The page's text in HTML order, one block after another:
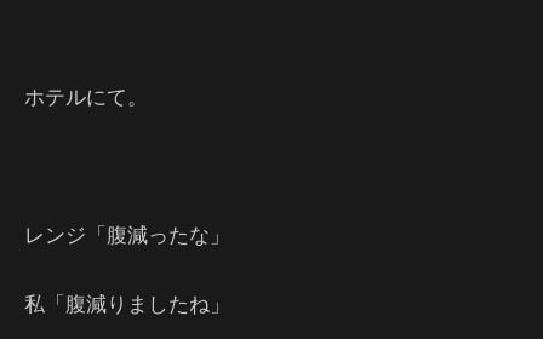
ホテルにて。
レンジ「腹減ったな」
私「腹減りましたね」